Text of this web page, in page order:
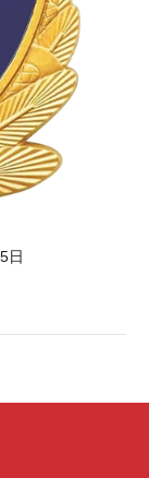
日